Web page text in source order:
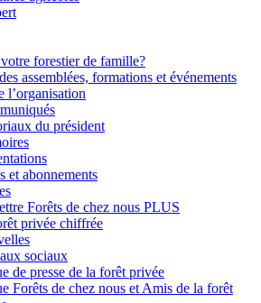
forestier de famille?
assemblées, formations et événements
l’organisation
du président
et abonnements
Forêts de chez nous PLUS
privée chiffrée
sociaux
de presse de la forêt privée
Forêts de chez nous et Amis de la forêt